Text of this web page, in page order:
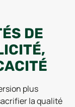
DE
plus
la qualité